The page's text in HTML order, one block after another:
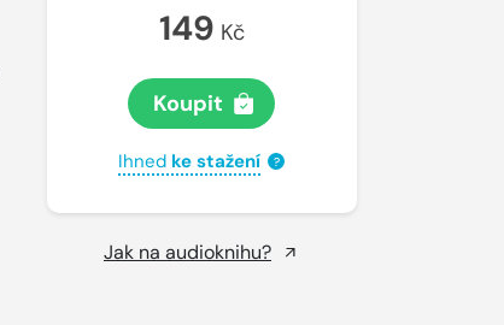
149 Kč
Koupit
Ihned ke stažení ?
Jak na audioknihu?